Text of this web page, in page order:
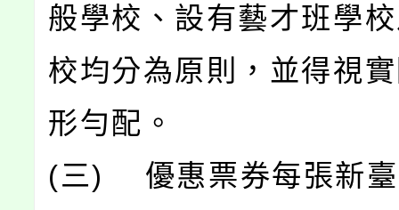
般學校、設有藝才班學
校均分為原則，並得視
形勻配。
(三) 優惠票券每張新臺